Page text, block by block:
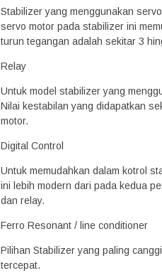
Stabilizer yang menggunakan
servo motor pada stabilizer ini
turun tegangan adalah sekitar 3
Relay
Untuk model stabilizer yang
Nilai kestabilan yang didapatkan
motor.
Digital Control
Untuk memudahkan dalam kotrol
ini lebih modern dari pada kedua
dan relay.
Ferro Resonant / line conditioner
Pilihan Stabilizer yang paling
tercepat.